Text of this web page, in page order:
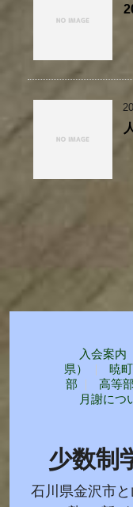
入会案内
県）
暁
部
高等部
月謝につ
少数制
石川県金沢市